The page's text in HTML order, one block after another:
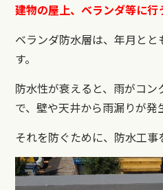
建物の屋上、ベランダ等に行
ベランダ防水層は、年月とと
す。
防水性が衰えると、雨がコ
で、壁や天井から雨漏りが発
それを防ぐために、防水工事